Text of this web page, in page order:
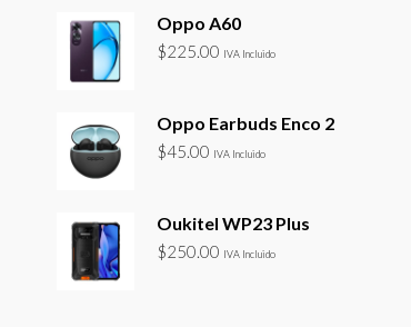
Oppo A60
$225.00 IVA Incluido
Oppo Earbuds Enco 2
$45.00 IVA Incluido
Oukitel WP23 Plus
$250.00 IVA Incluido